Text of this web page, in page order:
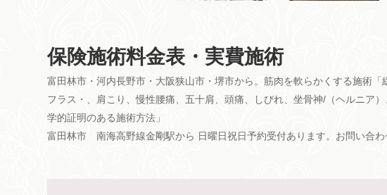
保険施術料金表・実費施術
富田林市・河内長野市・大阪狭山市・堺市から。筋肉を軟らかくする施術
フラス・、肩こり、慢性腰痛、五十肩、頭痛、しびれ、坐骨神/（ヘルニ
学的証明のある施術方法」
富田林市 南海高野線金剛駅から 日曜日祝日予約受付あります。お問い合わ